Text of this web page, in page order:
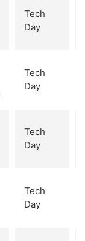
Tech
Day
Tech
Day
Tech
Day
Tech
Day